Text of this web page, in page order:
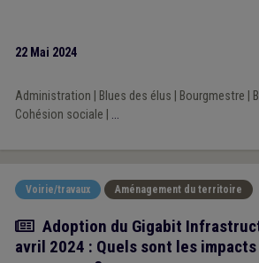
22 Mai 2024
Administration Blues des élus Bourgmestre
Cohésion sociale
...
Voirie/travaux Aménagement du territoire
Actualité
Adoption du Gigabit
avril 2024 : Quels sont les